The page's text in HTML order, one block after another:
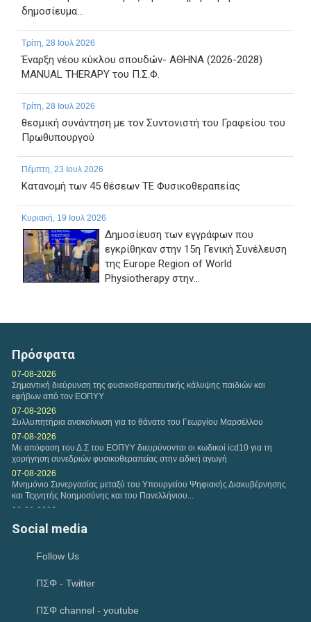
δημοσίευμα...
Τρίτη, 28 Ιουλ 2026
Έναρξη νέου κύκλου σπουδών- ΑΘΗΝΑ (2026-2028)
MANUAL THERAPY του Π.Σ.Φ.
Τρίτη, 28 Ιουλ 2026
θεσμική συνάντηση με τον Συντονιστή του Γραφείου του
Πρωθυπουργού
Πέμπτη, 23 Ιουλ 2026
Κατανομή των 45 θέσεων ΤΕ Φυσικοθεραπείας
Κυριακή, 19 Ιουλ 2026
Δημοσίευση των εγγράφων που
εγκρίθηκαν στην 15η Γενική Συνέλευση
της Europe Region of World
Physiotherapy στην...
ΠΑΡΑΤΑΣΗ ΗΜΕΡΟΜΗΝΙΑΣ ΥΠΟΒΟΛΗΣ
ΕΚΔΗΛΩΣΗΣ ΕΝΔΙΑΦΕΡΟΝΤΟΣ...
Πρόσφατα
07-08-2026
Σημαντική διεύρυνση της φυσικοθεραπευτικής κάλυψης παιδιών και
εφήβων από τον ΕΟΠΥΥ
07-08-2026
Συλλυπητήρια ανακοίνωση για το θάνατο του Γεωργίου Μαρσέλλου
07-08-2026
Με απόφαση του Δ.Σ του ΕΟΠΥΥ διευρύνονται οι κωδικοί icd10 για τη
χορήγηση συνεδριών φυσικοθεραπείας στην ειδική αγωγή
07-08-2026
Μνημόνιο Συνεργασίας μεταξύ του Υπουργείου Ψηφιακής Διακυβέρνησης
και Τεχνητής Νοημοσύνης και του Πανελλήνιου...
06-08-2026
Ανώτατης Εκπαίδευσης Νίκο Παπαϊωάννου
Ιούλιος 2026-Μηνιαία Ανασκόπηση
Ικανοποίηση του Π.Σ.Φ για το Ν. 5322/2026 που αφορά την πρώιμη
02-08-2026
Social media
Follow Us
ΠΣΦ - Twitter
ΠΣΦ channel - youtube